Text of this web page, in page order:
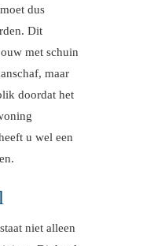
dus
Dit
met schuin
maar
doordat het
u wel een
niet alleen